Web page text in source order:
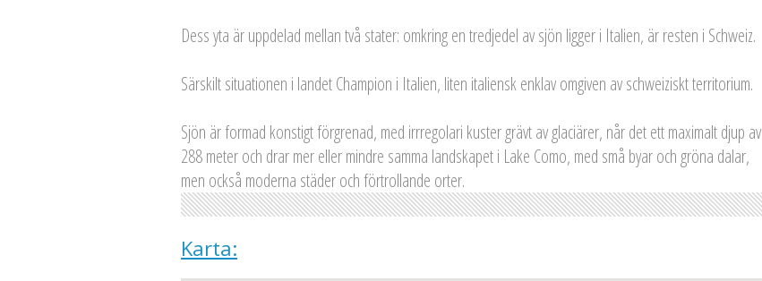
Dess yta är uppdelad mellan två stater: omkring en tredjedel av sjön ligger i Italien, är resten i Schweiz.
Särskilt situationen i landet Champion i Italien, liten italiensk enklav omgiven av schweiziskt territorium.
Sjön är formad konstigt förgrenad, med irrregolari kuster grävt av glaciärer, når det ett maximalt djup av
288 meter och drar mer eller mindre samma landskapet i Lake Como, med små byar och gröna dalar,
men också moderna städer och förtrollande orter.
Karta: